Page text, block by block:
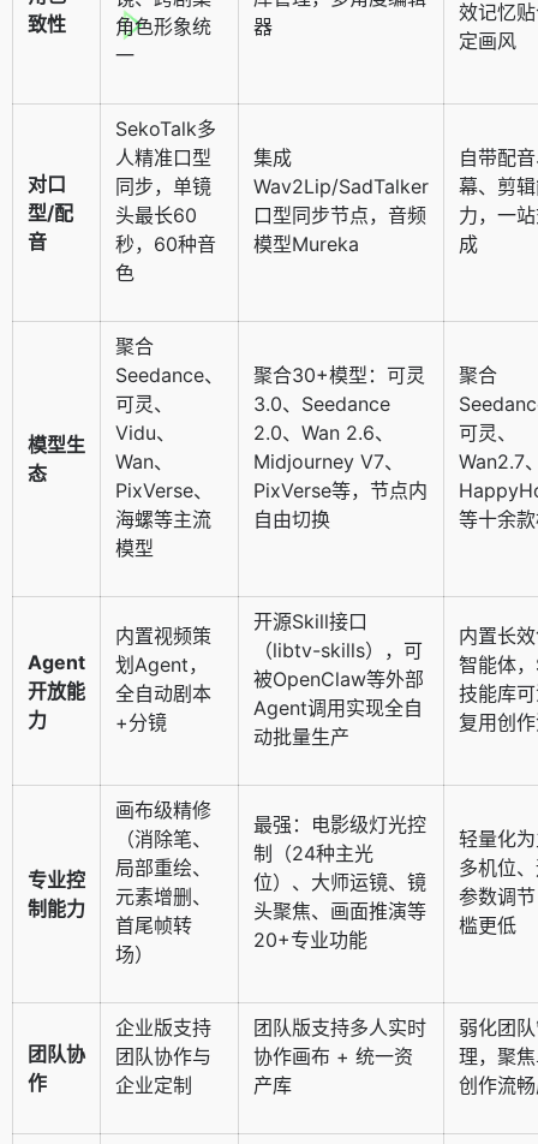
致性
角色形象统
一
器
效记忆
定画风
对口
型/配
音
SekoTalk多
人精准口型
同步，单镜
头最长60
秒，60种音
色
集成
Wav2Lip/SadTalker
口型同步节点，音频
模型Mureka
自带配
幕、剪
力，一
成
模型生
态
聚合
Seedance、
可灵、
Vidu、
Wan、
PixVerse、
海螺等主流
模型
聚合30+模型：可灵
3.0、Seedance
2.0、Wan 2.6、
Midjourney V7、
PixVerse等，节点内
自由切换
聚合
可灵、
Wan2.7
等十余
Agent
开放能
力
内置视频策
划Agent，
全自动剧本
+分镜
开源Skill接口
（libtv-skills），可
被OpenClaw等外部
Agent调用实现全自
动批量生产
内置长
智能体
技能库
复用创
专业控
制能力
画布级精修
（消除笔、
局部重绘、
元素增删、
首尾帧转
场）
最强：电影级灯光控
制（24种主光
位）、大师运镜、镜
头聚焦、画面推演等
20+专业功能
轻量化
多机位
参数调
槛更低
团队协
作
企业版支持
团队协作与
企业定制
团队版支持多人实时
协作画布 + 统一资
产库
弱化团
理，聚
创作流